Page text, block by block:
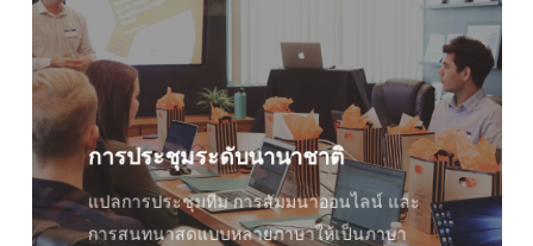
การประชุมระดับนานาชาติ
แปลการประชุมทีม การสัมมนาออนไลน์ และ
การสนทนาสดแบบหลายภาษาให้เป็นภาษา